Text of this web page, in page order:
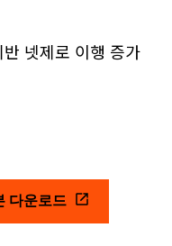
반 넷제로 이행 증가
다운로드